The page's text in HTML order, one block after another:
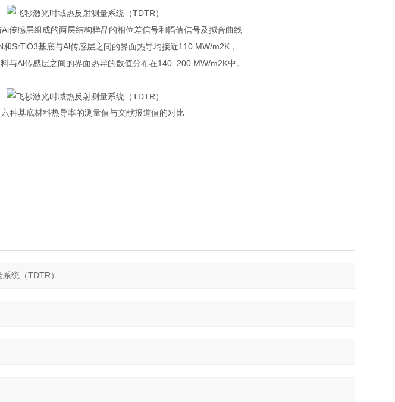
传感层组成的两层结构样品的相位差信号和幅值信号及拟合曲线
和SrTiO3基底与Al传感层之间的界面热导均接近110 MW/m2K，
与Al传感层之间的界面热导的数值分布在140–200 MW/m2K中。
六种基底材料热导率的测量值与文献报道值的对比